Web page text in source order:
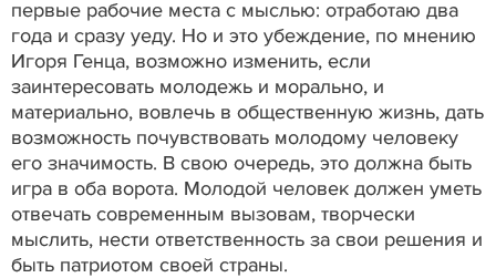
первые рабочие места с мыслью: отработаю два
года и сразу уеду. Но и это убеждение, по мнению
Игоря Генца, возможно изменить, если
заинтересовать молодежь и морально, и
материально, вовлечь в общественную жизнь, дать
возможность почувствовать молодому человеку
его значимость. В свою очередь, это должна быть
игра в оба ворота. Молодой человек должен уметь
отвечать современным вызовам, творчески
мыслить, нести ответственность за свои решения и
быть патриотом своей страны.